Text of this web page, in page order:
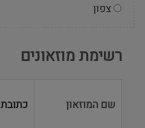
צפון
רשימת מוזאונים
שם המוזאון כתובת